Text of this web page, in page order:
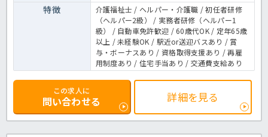
特徴
介護福祉士 / ヘルパー・介護職 / 初任者研修
（ヘルパー2級） / 実務者研修（ヘルパー1
級） / 自動車免許歓迎 / 60歳代OK / 定年65歳
以上 / 未経験OK / 駅近or送迎バスあり / 賞
与・ボーナスあり / 資格取得支援あり / 再雇
用制度あり / 住宅手当あり / 交通費支給あり
この求人に
問い合わせる 詳細を見る